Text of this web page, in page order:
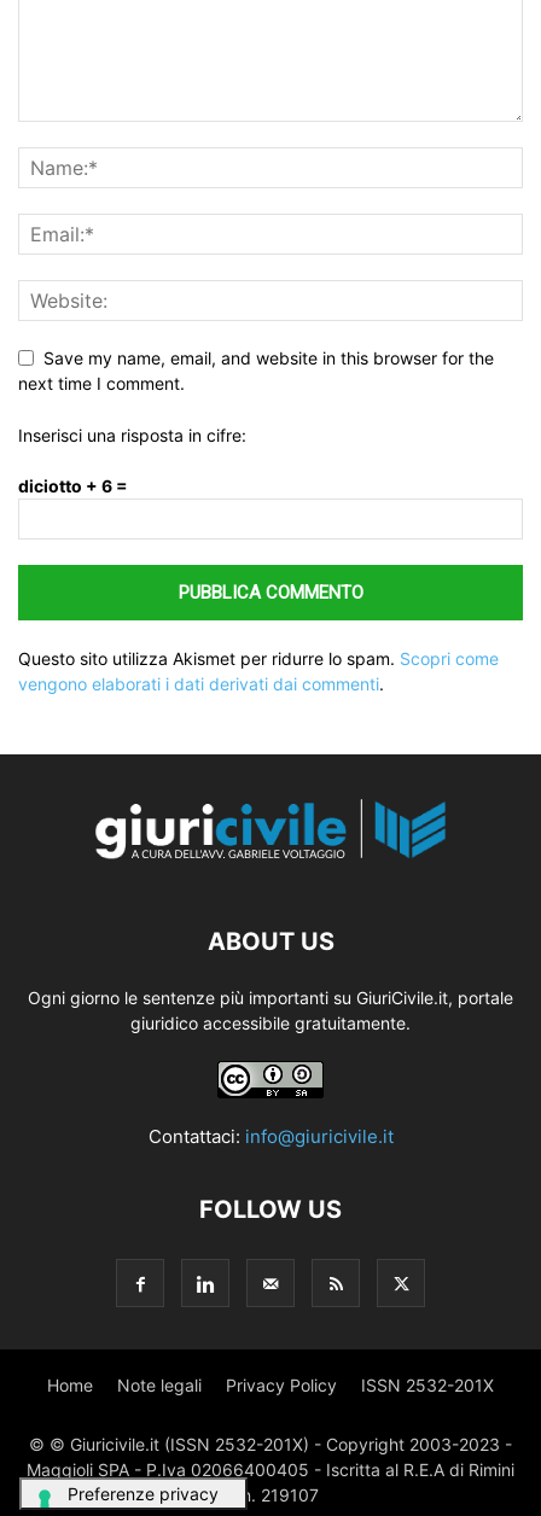
Save my name, email, and website in this browser for the
next time I comment.
Inserisci una risposta in cifre:
diciotto + 6 =
Questo sito utilizza Akismet per ridurre lo spam. Scopri come
vengono elaborati i dati derivati dai commenti.
ABOUT US
Ogni giorno le sentenze più importanti su GiuriCivile.it, portale
giuridico accessibile gratuitamente.
Contattaci: info@giuricivile.it
FOLLOW US
Home Note legali Privacy Policy ISSN 2532-201X
© © Giuricivile.it (ISSN 2532-201X) - Copyright 2003-2023 -
Maggioli SPA - P.Iva 02066400405 - Iscritta al R.E.A di Rimini
al n. 219107